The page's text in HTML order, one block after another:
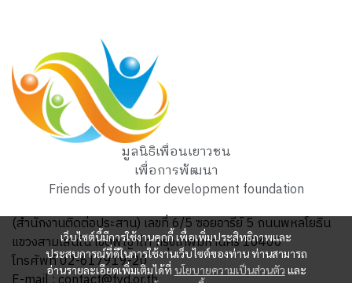
เว็บไซต์นี้มีการใช้งานคุกกี้ เพื่อเพิ่มประสิทธิภาพและ
ประสบการณ์ที่ดีในการใช้งานเว็บไซต์ของท่าน ท่านสามารถ
อ่านรายละเอียดเพิ่มเติมได้ที่ นโยบายความเป็นส่วนตัว และ
มูลนิธิเพื่อนเยาวชน
เพื่อการพัฒนา
Friends of youth for development foundation
(สำนักงานติดต่อประสาน) เลขที่ 6/5 ซอยอารีย์ 5 ถนนพหลโยธิน
แขวงสามเสนใน เขตพญาไท กรุงเทพมหานคร 10400
โทรศัพท์ 02-617919-20